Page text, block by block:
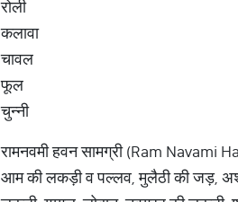
रोली
कलावा
चावल
फूल
चुन्‍नी
रामनवमी हवन सामग्री (Ram Navami
आम की लकड़ी व पल्लव, मुलैठी की जड़,